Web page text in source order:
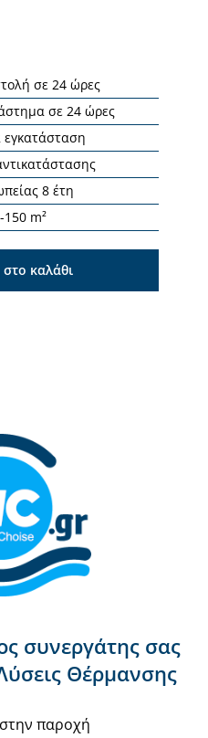
σε 24 ώρες
σε 24 ώρες
8 έτη
m²
καλάθι
συνεργάτης σας
Θέρμανσης
παροχή